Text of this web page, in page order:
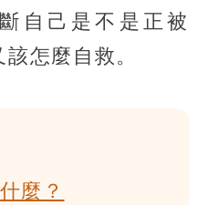
自己是不是正被
怎麼自救。
麼？